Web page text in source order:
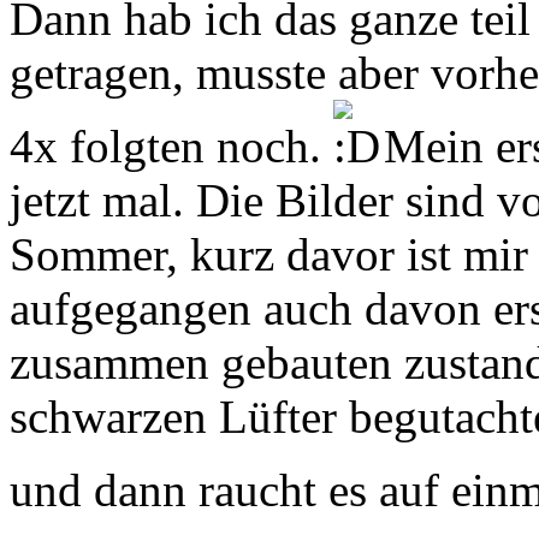
Dann hab ich das ganze
getragen, musste aber
4x folgten noch.
Mein
jetzt mal. Die Bilder sind
Sommer, kurz davor ist
aufgegangen auch davon
zusammen gebauten
schwarzen Lüfter
und dann raucht es auf